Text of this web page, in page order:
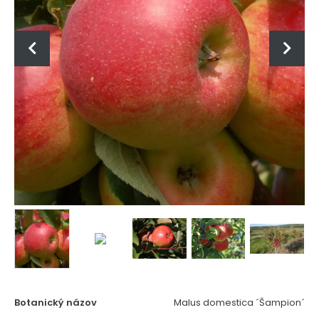
Botanický názov
Malus domestica ´Šampion´